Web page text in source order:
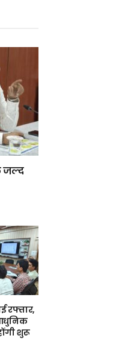
जल्द
रफ्तार,
शुरू